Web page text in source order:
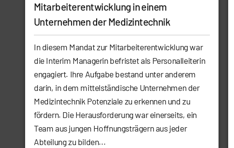
Mitarbeiterentwicklung in einem
Unternehmen der Medizintechnik
In diesem Mandat zur Mitarbeiterentwicklung war
die Interim Managerin befristet als Personalleiterin
engagiert. Ihre Aufgabe bestand unter anderem
darin, in dem mittelständische Unternehmen der
Medizintechnik Potenziale zu erkennen und zu
fördern. Die Herausforderung war einerseits, ein
Team aus jungen Hoffnungsträgern aus jeder
Abteilung zu bilden...